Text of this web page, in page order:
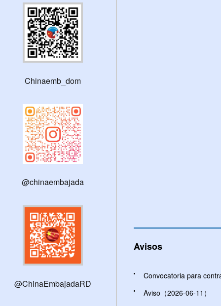
Chinaemb_dom
@chinaembajada
@ChinaEmbajadaRD
Avisos
Convocatoria para
Aviso（2026-06-11）